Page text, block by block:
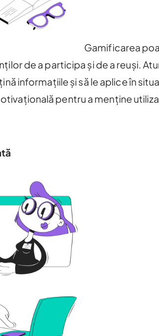
Gamificarea
de a participa și de a reuși.
informațiile și să le aplice în
pentru a menține